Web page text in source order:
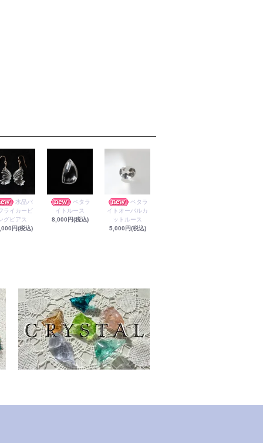
水晶バ
ライカービ
グピアス
円(税込)
ペタラ
イトルース
8,000円(税込)
ペタラ
イトオーバルカ
ットルース
5,000円(税込)